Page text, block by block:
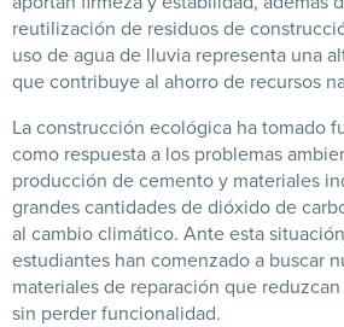
reutilización de residuos de
uso de agua de lluvia representa una
que contribuye al ahorro de recursos
La construcción ecológica ha tomado
como respuesta a los problemas
producción de cemento y materiales
grandes cantidades de dióxido de
al cambio climático. Ante esta
estudiantes han comenzado a buscar
materiales de reparación que
sin perder funcionalidad.